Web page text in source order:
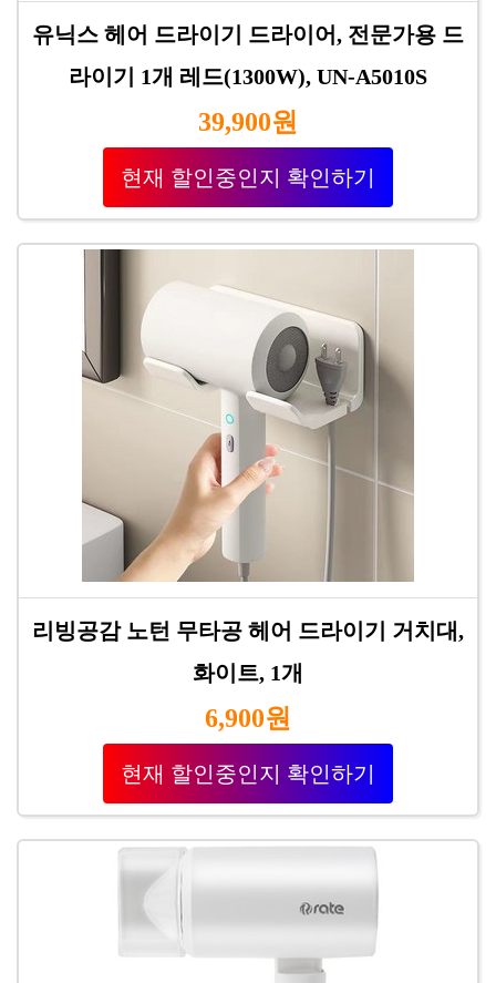
유닉스 헤어 드라이기 드라이어, 전문가용 드
라이기 1개 레드(1300W), UN-A5010S
39,900원
현재 할인중인지 확인하기
리빙공감 노턴 무타공 헤어 드라이기 거치대,
화이트, 1개
6,900원
현재 할인중인지 확인하기